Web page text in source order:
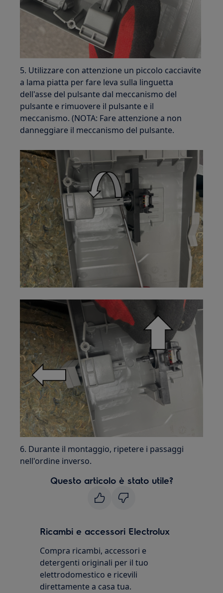
5. Utilizzare con attenzione un piccolo cacciavite
a lama piatta per fare leva sulla linguetta
dell'asse del pulsante dal meccanismo del
pulsante e rimuovere il pulsante e il
meccanismo. (NOTA: Fare attenzione a non
danneggiare il meccanismo del pulsante.
6. Durante il montaggio, ripetere i passaggi
nell'ordine inverso.
Questo articolo è stato utile?
Ricambi e accessori Electrolux
Compra ricambi, accessori e
detergenti originali per il tuo
elettrodomestico e ricevili
direttamente a casa tua.